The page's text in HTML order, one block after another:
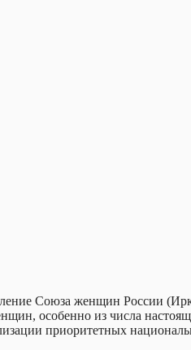
Союза женщин России
особенно из числа
приоритетных